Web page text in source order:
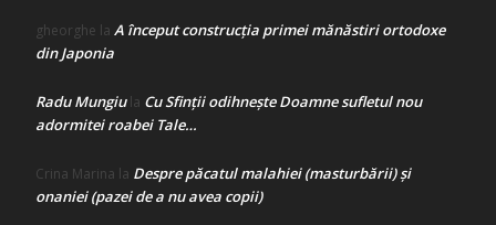
gheorghe la A început construcţia primei mănăstiri ortodoxe
din Japonia
Radu Mungiula Cu Sfinții odihnește Doamne sufletul nou
adormitei roabei Tale…
Crina Marina la Despre păcatul malahiei (masturbării) şi
onaniei (pazei de a nu avea copii)